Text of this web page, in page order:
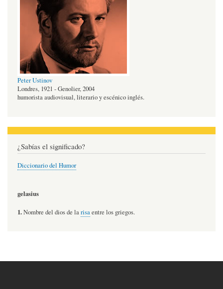
Peter Ustinov
Londres, 1921 - Genolier, 2004
humorista audiovisual, literario y escénico inglés.
¿Sabías el significado?
Diccionario del Humor
gelasius
1.Nombre del dios de larisaentre los griegos.